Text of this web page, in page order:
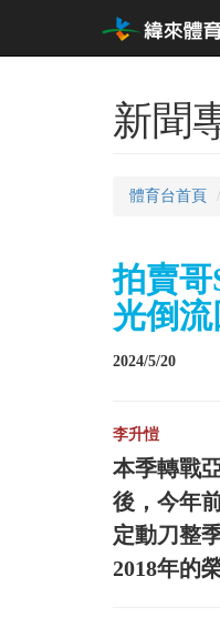
新聞
體育台首頁
拍賣哥
光倒流
2024/5/20
李升愷
本季轉戰
後，今年
定動刀整
2018年的